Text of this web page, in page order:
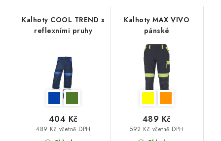
Kalhoty COOL TREND s
reflexními pruhy
489 Kč včetně DPH
404 Kč
Kalhoty MAX VIVO
pánské
592 Kč včetně DPH
489 Kč